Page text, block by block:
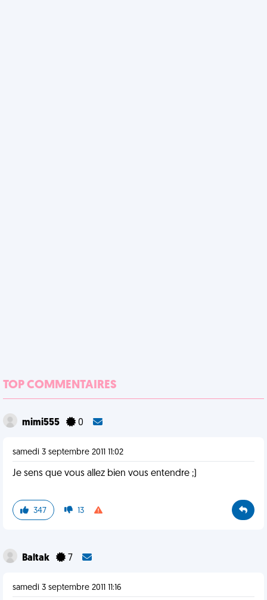
TOP COMMENTAIRES
mimi555 0
samedi 3 septembre 2011 11:02
Je sens que vous allez bien vous entendre ;)
347 13
Baltak 7
samedi 3 septembre 2011 11:16